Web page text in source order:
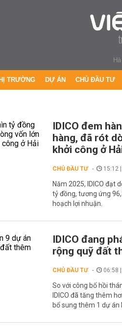
TRƯỜNG DỰ ÁN CHỦ ĐẦU TƯ
IDICO đem
hàng, đã rót
khởi công ở
CHỦ ĐẦU TƯ 15:12
Năm 2025, IDICO đạt
tỷ đồng, tương ứng
hoạch lợi nhuận.
IDICO đang
rộng quỹ đất
CHỦ ĐẦU TƯ 06:58
So với công bố hồi
IDICO đã tăng thêm
bổ sung thêm 1 dự án